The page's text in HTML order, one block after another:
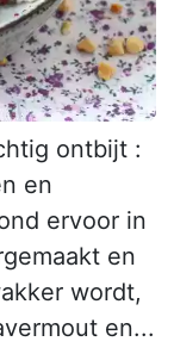
ontbijt :
en
ervoor in
en
wordt,
en...